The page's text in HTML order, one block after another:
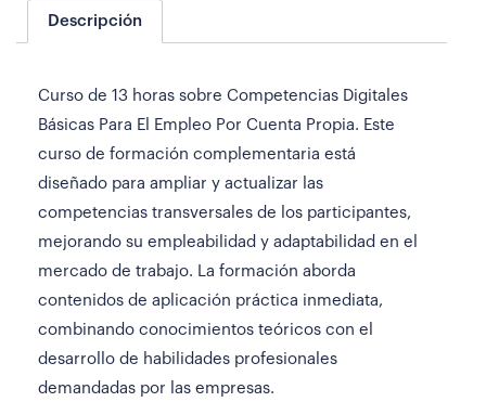
Descripción
Curso de 13 horas sobre Competencias Digitales
Básicas Para El Empleo Por Cuenta Propia. Este
curso de formación complementaria está
diseñado para ampliar y actualizar las
competencias transversales de los participantes,
mejorando su empleabilidad y adaptabilidad en el
mercado de trabajo. La formación aborda
contenidos de aplicación práctica inmediata,
combinando conocimientos teóricos con el
desarrollo de habilidades profesionales
demandadas por las empresas.